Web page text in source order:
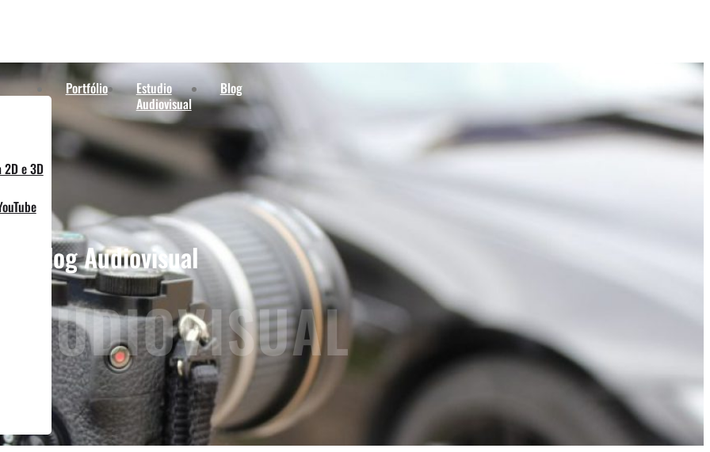
e 3D
Portfólio
Estudio
Audiovisual
Blog
Blog Audiovisual
AUDIOVISUAL